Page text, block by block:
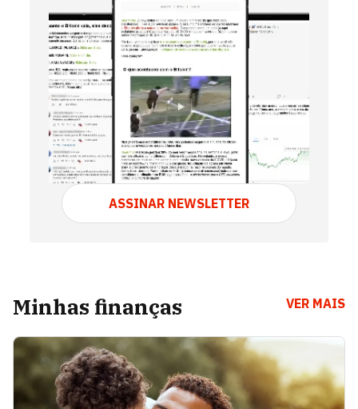
Inovação na prática VER ARTIGOS
Regina Esteves VER ARTIGOS
Branding, Consumo e
Negócios
VER
ARTIGOS
Coriolano Gatto VER ARTIGOS
ASSINAR NEWSLETTER
Minhas finanças VER MAIS